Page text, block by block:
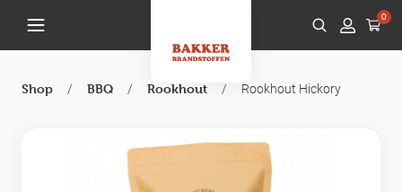
0
Shop / BBQ / Rookhout / Rookhout Hickory